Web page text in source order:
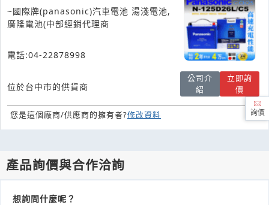
池專賣店,各式電池,代理
~國際牌(panasonic)汽車電池 湯淺電池,
廣隆電池(中部經銷代理商
電話:04-22878998
位於台中市的供貨商
公司介
紹
立即詢
價
您是這個廠商/供應商的擁有者?修改資料
產品詢價與合作洽詢
想詢問什麼呢？
詢價